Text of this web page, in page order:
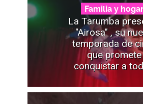
Familia y hogar
La Tarumba
"Airosa" , su
temporada de
que promete
conquistar a